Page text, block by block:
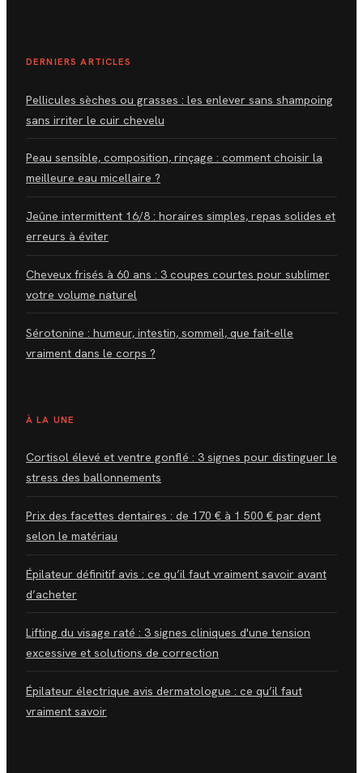
DERNIERS ARTICLES
Pellicules sèches ou grasses : les enlever sans shampoing
sans irriter le cuir chevelu
Peau sensible, composition, rinçage : comment choisir la
meilleure eau micellaire ?
Jeûne intermittent 16/8 : horaires simples, repas solides et
erreurs à éviter
Cheveux frisés à 60 ans : 3 coupes courtes pour sublimer
votre volume naturel
Sérotonine : humeur, intestin, sommeil, que fait-elle
vraiment dans le corps ?
À LA UNE
Cortisol élevé et ventre gonflé : 3 signes pour distinguer le
stress des ballonnements
Prix des facettes dentaires : de 170 € à 1 500 € par dent
selon le matériau
Épilateur définitif avis : ce qu’il faut vraiment savoir avant
d’acheter
Lifting du visage raté : 3 signes cliniques d'une tension
excessive et solutions de correction
Épilateur électrique avis dermatologue : ce qu’il faut
vraiment savoir